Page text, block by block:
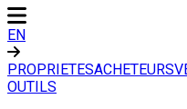
EN
PROPRIETESACHETEURS
OUTILS